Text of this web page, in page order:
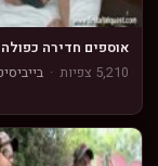
אוספים חדירה כפולה
5,210 צפיות
·